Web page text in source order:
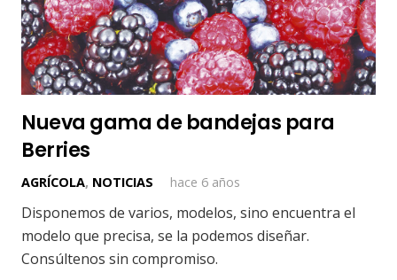
Nueva gama de bandejas para
Berries
AGRÍCOLA, NOTICIAS hace 6 años
Disponemos de varios, modelos, sino encuentra el
modelo que precisa, se la podemos diseñar.
Consúltenos sin compromiso.